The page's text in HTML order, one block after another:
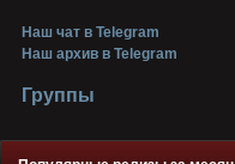
Наш чат в Telegram
Наш архив в Telegram
Группы